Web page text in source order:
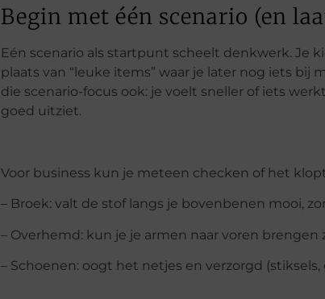
Begin met één scenario (en
Eén scenario als startpunt scheelt denkwerk. Je
plaats van “leuke items” waar je later nog iets
die scenario-focus ook: je voelt sneller of iets
goed uitziet.
Voor business kun je meteen checken of het
– Broek: valt de stof langs je bovenbenen mooi,
– Overhemd: kun je je armen naar voren
– Schoenen: oogt het netjes en verzorgd